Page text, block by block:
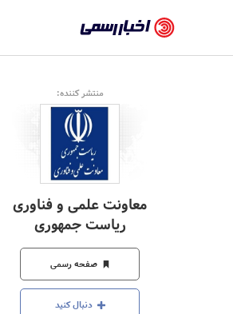
رسمی
-
اخبار
تایید
شده
شرکت‌ها،
سازمان‌ها
و
روابط
عمومی‌ها
منتشر کننده:
معاونت علمی و فناوری
ریاست جمهوری
صفحه رسمی
دنبال کنید